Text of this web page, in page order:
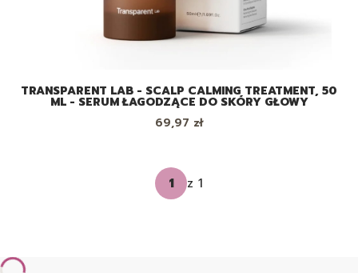
TRANSPARENT LAB - SCALP CALMING TREATMENT, 50
ML - SERUM ŁAGODZĄCE DO SKÓRY GŁOWY
Cena
69,97 zł
z 1